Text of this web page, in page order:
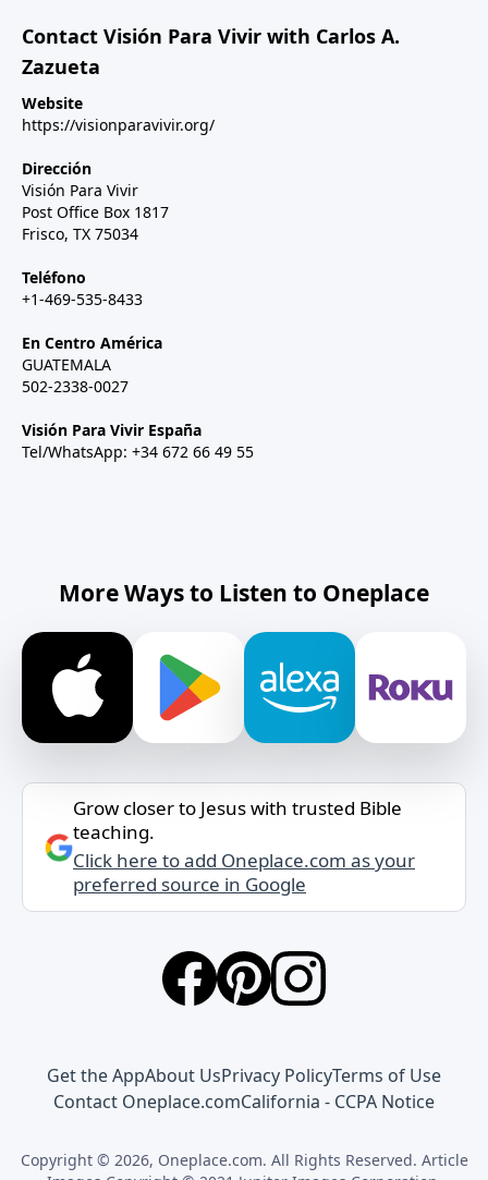
Contact Visión Para Vivir with Carlos A.
Zazueta
Website
https://visionparavivir.org/
Dirección
Visión Para Vivir
Post Office Box 1817
Frisco, TX 75034
Teléfono
+1-469-535-8433
En Centro América
GUATEMALA
502-2338-0027
Visión Para Vivir España
Tel/WhatsApp: +34 672 66 49 55
More Ways to Listen to Oneplace
Grow closer to Jesus with trusted Bible
teaching.
Click here to add Oneplace.com as your
preferred source in Google
Get the AppAbout UsPrivacy PolicyTerms of Use
Contact Oneplace.comCalifornia - CCPA Notice
Copyright © 2026, Oneplace.com. All Rights Reserved. Article